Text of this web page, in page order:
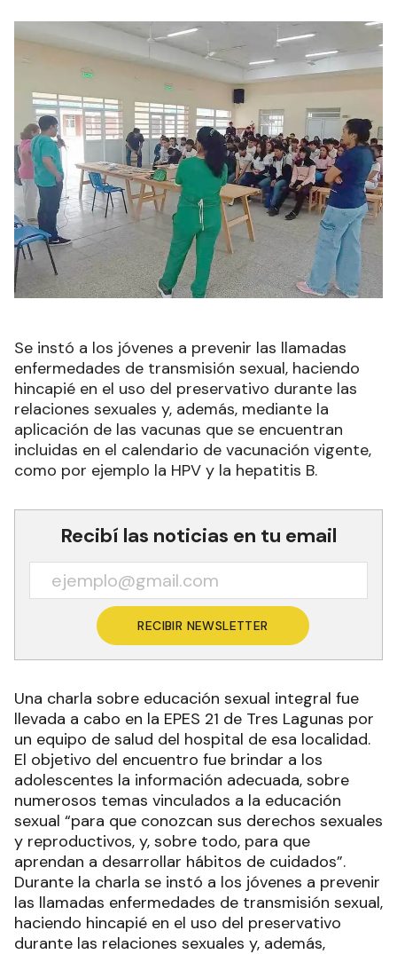
Se instó a los jóvenes a prevenir las llamadas
enfermedades de transmisión sexual, haciendo
hincapié en el uso del preservativo durante las
relaciones sexuales y, además, mediante la
aplicación de las vacunas que se encuentran
incluidas en el calendario de vacunación vigente,
como por ejemplo la HPV y la hepatitis B.
Recibí las noticias en tu email
RECIBIR NEWSLETTER
Una charla sobre educación sexual integral fue
llevada a cabo en la EPES 21 de Tres Lagunas por
un equipo de salud del hospital de esa localidad.
El objetivo del encuentro fue brindar a los
adolescentes la información adecuada, sobre
numerosos temas vinculados a la educación
sexual “para que conozcan sus derechos sexuales
y reproductivos, y, sobre todo, para que
aprendan a desarrollar hábitos de cuidados”.
Durante la charla se instó a los jóvenes a prevenir
las llamadas enfermedades de transmisión sexual,
haciendo hincapié en el uso del preservativo
durante las relaciones sexuales y, además,